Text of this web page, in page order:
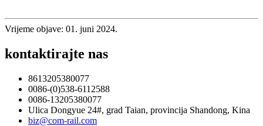
Vrijeme objave: 01. juni 2024.
kontaktirajte nas
8613205380077
0086-(0)538-6112588
0086-13205380077
Ulica Dongyue 24#, grad Taian, provincija Shandong, Kina
biz@com-rail.com